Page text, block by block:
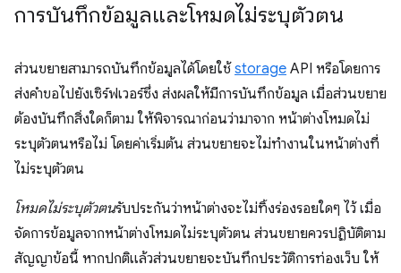
การบันทึกข้อมูลและโหมดไม่ระบุตัวตน
ส่วนขยายสามารถบันทึกข้อมูลได้โดยใช้storage API หรือโดยการ
ส่งคำขอไปยังเซิร์ฟเวอร์ซึ่ง ส่งผลให้มีการบันทึกข้อมูล เมื่อส่วนขยาย
ต้องบันทึกสิ่งใดก็ตาม ให้พิจารณาก่อนว่ามาจาก หน้าต่างโหมดไม่
ระบุตัวตนหรือไม่ โดยค่าเริ่มต้น ส่วนขยายจะไม่ทำงานในหน้าต่างที่
ไม่ระบุตัวตน
โหมดไม่ระบุตัวตนรับประกันว่าหน้าต่างจะไม่ทิ้งร่องรอยใดๆ ไว้ เมื่อ
จัดการข้อมูลจากหน้าต่างโหมดไม่ระบุตัวตน ส่วนขยายควรปฏิบัติตาม
สัญญาข้อนี้ หากปกติแล้วส่วนขยายจะบันทึกประวัติการท่องเว็บ ให้